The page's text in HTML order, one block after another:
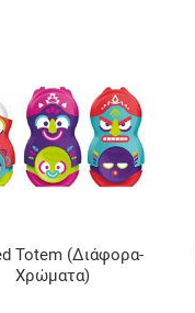
Totem (Διάφορα-
Χρώματα)